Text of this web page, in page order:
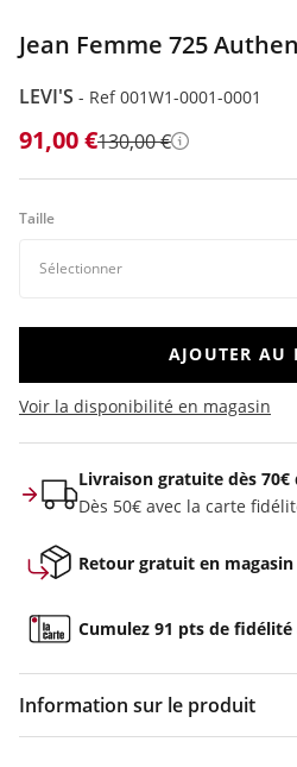
Jean Femme 725
LEVI'S - Ref 001W1-0001-0001
91,00 €130,00 € Détails
Taille
AJOUTER AU
Voir la disponibilité en magasin
Livraison gratuite dès 70€
Dès 50€ avec la carte
Retour gratuit en magasin
Cumulez 91 pts de fidélité
Information sur le produit